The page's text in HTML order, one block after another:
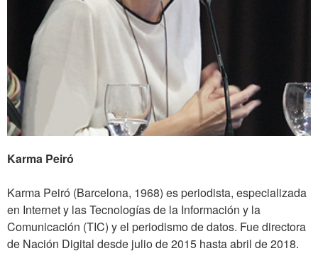
Karma Peiró
Karma Peiró (Barcelona, 1968) es periodista, especializada
en Internet y las Tecnologías de la Información y la
Comunicación (TIC) y el periodismo de datos. Fue directora
de Nación Digital desde julio de 2015 hasta abril de 2018.